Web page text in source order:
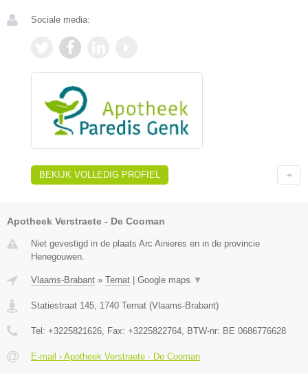
Sociale media:
BEKIJK VOLLEDIG PROFIEL
Apotheek Verstraete - De Cooman
Niet gevestigd in de plaats Arc Ainieres en in de provincie
Henegouwen.
Vlaams-Brabant » Ternat | Google maps ▼
Statiestraat 145 1740 Ternat (Vlaams-Brabant)
Tel: +3225821626 , Fax: +3225822764 , BTW-nr: BE 0686776628
E-mail › Apotheek Verstraete - De Cooman